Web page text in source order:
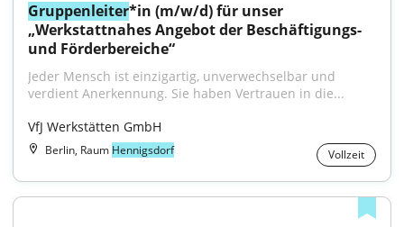
Gruppenleiter*in (m/w/d) für unser
„Werkstattnahes Angebot der Beschäftigungs-
und Förderbereiche“
Jeder Mensch ist einzigartig, unverwechselbar und
verdient Anerkennung. Sie haben Vertrauen in die...
VfJ Werkstätten GmbH
Berlin, Raum Hennigsdorf Vollzeit